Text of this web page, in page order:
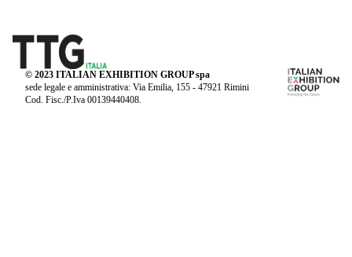
© 2023 ITALIAN EXHIBITION GROUP spa
sede legale e amministrativa: Via Emilia, 155 - 47921 Rimini
Cod. Fisc./P.Iva 00139440408.